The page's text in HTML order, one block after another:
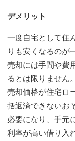
デメリット
一度自宅として住
りも安くなるのが
売却には手間や費
るとは限りません。
売却価格が住宅ロ
括返済できないお
必要になり、手元
利率が高い借り入